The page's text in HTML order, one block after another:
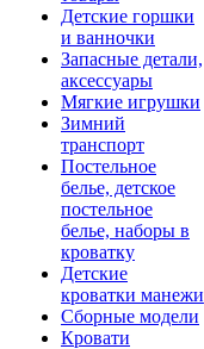
Детские горшки
и ванночки
Запасные детали,
аксессуары
Мягкие игрушки
Зимний
транспорт
Постельное
белье, детское
постельное
белье, наборы в
кроватку
Детские
кроватки манежи
Сборные модели
Кровати